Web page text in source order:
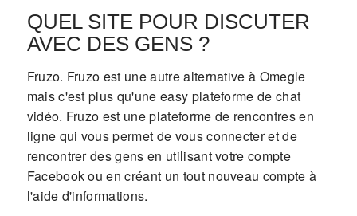
QUEL SITE POUR DISCUTER
AVEC DES GENS ?
Fruzo. Fruzo est une autre alternative à Omegle
mais c'est plus qu'une easy plateforme de chat
vidéo. Fruzo est une plateforme de rencontres en
ligne qui vous permet de vous connecter et de
rencontrer des gens en utilisant votre compte
Facebook ou en créant un tout nouveau compte à
l'aide d'informations.